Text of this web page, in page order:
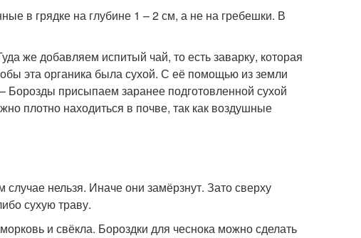
в грядке на глубине 1 – 2 см, а не на гребешки. В
же добавляем испитый чай, то есть заварку, которая
эта органика была сухой. С её помощью из земли
присыпаем заранее подготовленной сухой
плотно находиться в почве, так как воздушные
нельзя. Иначе они замёрзнут. Зато сверху
сухую траву.
и свёкла. Бороздки для чеснока можно сделать